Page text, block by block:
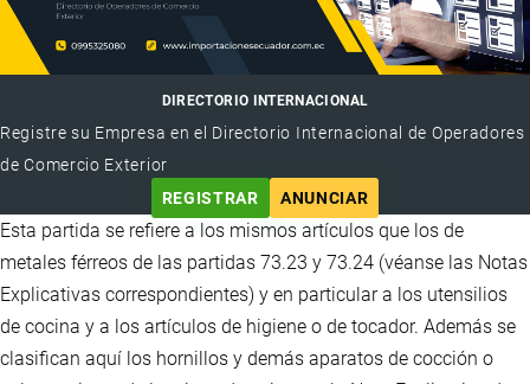
DIRECTORIO INTERNACIONAL
Registre su Empresa en el Directorio Internacional de Operadores
de Comercio Exterior
REGISTRAR
ANUNCIAR
Esta partida se refiere a los mismos artículos que los de
metales férreos de las partidas 73.23 y 73.24 (véanse las Notas
Explicativas correspondientes) y en particular a los utensilios
de cocina y a los artículos de higiene o de tocador. Además se
clasifican aquí los hornillos y demás aparatos de cocción o